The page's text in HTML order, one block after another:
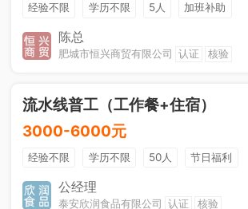
经验不限 学历不限 5人
加班补助
综合补贴
社保五险
陈总
肥城市恒兴商贸有限公司 认证 核验
流水线普工（工作餐+住宿）
3000-6000元
经验不限 学历不限 50人
节日福利
工作餐 公经理
泰安欣润食品有限公司 认证 核验